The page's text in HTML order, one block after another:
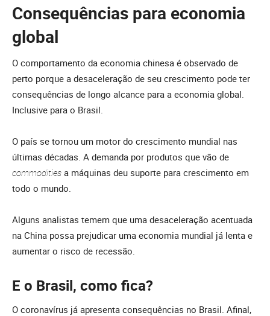
Consequências para economia
global
O comportamento da economia chinesa é observado de
perto porque a desaceleração de seu crescimento pode ter
consequências de longo alcance para a economia global.
Inclusive para o Brasil.
O país se tornou um motor do crescimento mundial nas
últimas décadas. A demanda por produtos que vão de
commodities a máquinas deu suporte para crescimento em
todo o mundo.
Alguns analistas temem que uma desaceleração acentuada
na China possa prejudicar uma economia mundial já lenta e
aumentar o risco de recessão.
E o Brasil, como fica?
O coronavírus já apresenta consequências no Brasil. Afinal,